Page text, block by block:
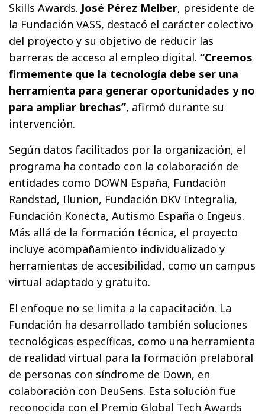
Skills Awards. José Pérez Melber, presidente de
la Fundación VASS, destacó el carácter colectivo
del proyecto y su objetivo de reducir las
barreras de acceso al empleo digital.“Creemos
firmemente que la tecnología debe ser una
herramienta para generar oportunidades y no
para ampliar brechas”, afirmó durante su
intervención.
Según datos facilitados por la organización, el
programa ha contado con la colaboración de
entidades como DOWN España, Fundación
Randstad, Ilunion, Fundación DKV Integralia,
Fundación Konecta, Autismo España o Ingeus.
Más allá de la formación técnica, el proyecto
incluye acompañamiento individualizado y
herramientas de accesibilidad, como un campus
virtual adaptado y gratuito.
El enfoque no se limita a la capacitación. La
Fundación ha desarrollado también soluciones
tecnológicas específicas, como una herramienta
de realidad virtual para la formación prelaboral
de personas con síndrome de Down, en
colaboración con DeuSens. Esta solución fue
reconocida con el Premio Global Tech Awards